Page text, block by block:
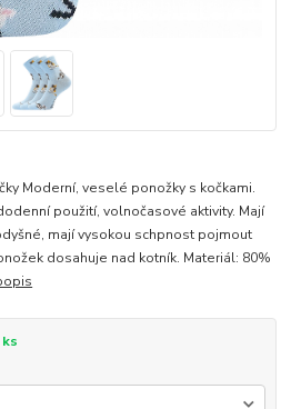
Moderní, veselé ponožky s kočkami.
použití, volnočasové aktivity. Mají
mají vysokou schpnost pojmout
dosahuje nad kotník. Materiál: 80%